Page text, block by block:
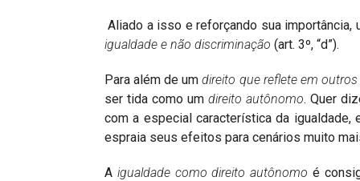
Aliado a isso e reforçando sua
igualdade e não discriminação (art. 3º, “d”).
Para além de umdireito que reflete em
ser tida como um direito autônomo. Quer
com a especial característica da
espraia seus efeitos para cenários muito
A igualdade como direito autônomo é